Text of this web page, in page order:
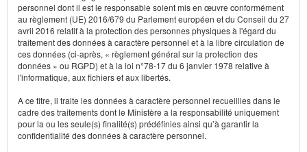
personnel dont il est le responsable soient mis en œuvre conformément
au règlement (UE) 2016/679 du Parlement européen et du Conseil du 27
avril 2016 relatif à la protection des personnes physiques à l'égard du
traitement des données à caractère personnel et à la libre circulation de
ces données (ci-après, « règlement général sur la protection des
données » ou RGPD) et à la loi n°78-17 du 6 janvier 1978 relative à
l'informatique, aux fichiers et aux libertés.
A ce titre, il traite les données à caractère personnel recueillies dans le
cadre des traitements dont le Ministère a la responsabilité uniquement
pour la ou les seule(s) finalité(s) prédéfinies ainsi qu’à garantir la
confidentialité des données à caractère personnel.